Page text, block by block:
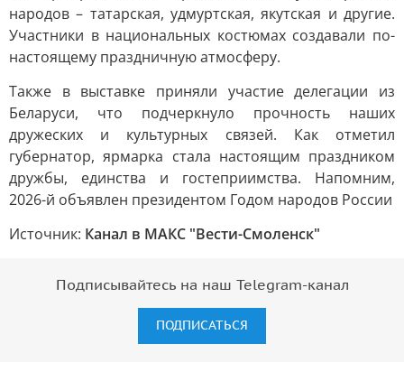
народов – татарская, удмуртская, якутская и другие.
Участники в национальных костюмах создавали по-
настоящему праздничную атмосферу.
Также в выставке приняли участие делегации из
Беларуси, что подчеркнуло прочность наших
дружеских и культурных связей. Как отметил
губернатор, ярмарка стала настоящим праздником
дружбы, единства и гостеприимства. Напомним,
2026-й объявлен президентом Годом народов России
Источник: Канал в МАКС "Вести-Смоленск"
Подписывайтесь на наш Telegram-канал
ПОДПИСАТЬСЯ